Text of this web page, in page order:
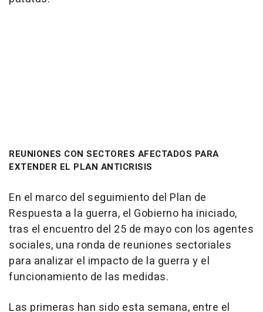
REUNIONES CON SECTORES AFECTADOS PARA
EXTENDER EL PLAN ANTICRISIS
En el marco del seguimiento del Plan de
Respuesta a la guerra, el Gobierno ha iniciado,
tras el encuentro del 25 de mayo con los agentes
sociales, una ronda de reuniones sectoriales
para analizar el impacto de la guerra y el
funcionamiento de las medidas.
Las primeras han sido esta semana, entre el